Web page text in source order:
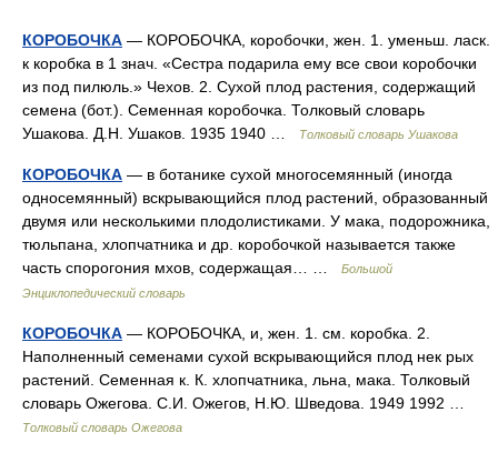
КОРОБОЧКА — КОРОБОЧКА, коробочки, жен. 1. уменьш. ласк.
к коробка в 1 знач. «Сестра подарила ему все свои коробочки
из под пилюль.» Чехов. 2. Сухой плод растения, содержащий
семена (бот.). Семенная коробочка. Толковый словарь
Ушакова. Д.Н. Ушаков. 1935 1940 …
Толковый словарь Ушакова
КОРОБОЧКА — в ботанике сухой многосемянный (иногда
односемянный) вскрывающийся плод растений, образованный
двумя или несколькими плодолистиками. У мака, подорожника,
тюльпана, хлопчатника и др. коробочкой называется также
часть спорогония мхов, содержащая… …
Большой
Энциклопедический словарь
КОРОБОЧКА — КОРОБОЧКА, и, жен. 1. см. коробка. 2.
Наполненный семенами сухой вскрывающийся плод нек рых
растений. Семенная к. К. хлопчатника, льна, мака. Толковый
словарь Ожегова. С.И. Ожегов, Н.Ю. Шведова. 1949 1992 …
Толковый словарь Ожегова